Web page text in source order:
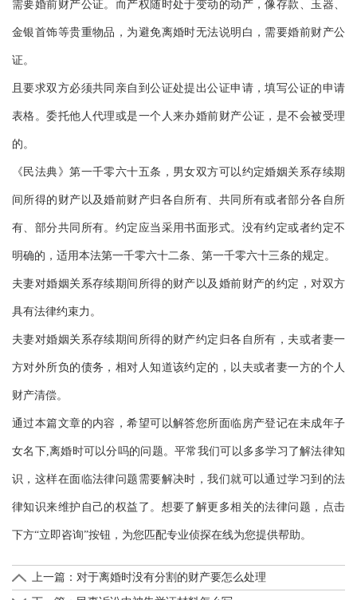
需要婚前财产公证。而产权随时处于变动的动产，像存款、玉器、
金银首饰等贵重物品，为避免离婚时无法说明白，需要婚前财产公
证。
且要求双方必须共同亲自到公证处提出公证申请，填写公证的申请
表格。委托他人代理或是一个人来办婚前财产公证，是不会被受理
的。
《民法典》第一千零六十五条，男女双方可以约定婚姻关系存续期
间所得的财产以及婚前财产归各自所有、共同所有或者部分各自所
有、部分共同所有。约定应当采用书面形式。没有约定或者约定不
明确的，适用本法第一千零六十二条、第一千零六十三条的规定。
夫妻对婚姻关系存续期间所得的财产以及婚前财产的约定，对双方
具有法律约束力。
夫妻对婚姻关系存续期间所得的财产约定归各自所有，夫或者妻一
方对外所负的债务，相对人知道该约定的，以夫或者妻一方的个人
财产清偿。
通过本篇文章的内容，希望可以解答您所面临房产登记在未成年子
女名下,离婚时可以分吗的问题。平常我们可以多多学习了解法律知
识，这样在面临法律问题需要解决时，我们就可以通过学习到的法
律知识来维护自己的权益了。想要了解更多相关的法律问题，点击
下方“立即咨询”按钮，为您匹配专业侦探在线为您提供帮助。
上一篇： 对于离婚时没有分割的财产要怎么处理